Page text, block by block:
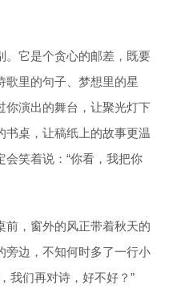
。它是个贪心的邮差，既要
歌里的句子、梦想里的星
你演出的舞台，让聚光灯下
书桌，让稿纸上的故事更温
笑着说：“你看，我把你
前，窗外的风正带着秋天的
旁边，不知何时多了一行小
我们再对诗，好不好？”